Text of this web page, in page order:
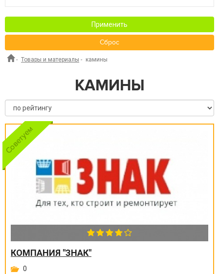
Применить
Сброс
- Товары и материалы - камины
КАМИНЫ
КОМПАНИЯ "ЗНАК"
0